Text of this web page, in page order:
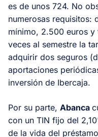
es de unos 724. No
numerosas requisitos:
mínimo, 2.500 euros y
veces al semestre la
adquirir dos seguros
aportaciones
inversión de Ibercaja.
Por su parte, Abanca
con un TIN fijo del
de la vida del